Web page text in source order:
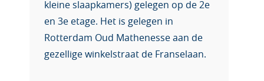
kleine slaapkamers) gelegen op de 2e
en 3e etage. Het is gelegen in
Rotterdam Oud Mathenesse aan de
gezellige winkelstraat de Franselaan.